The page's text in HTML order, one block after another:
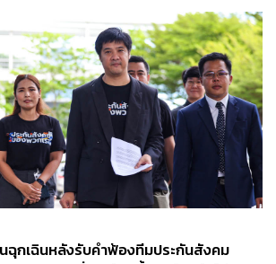
ฉุกเฉินหลังรับคำฟ้องทีมประกันสังคม